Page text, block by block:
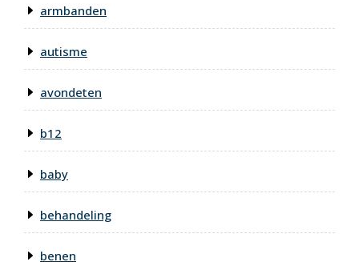
armbanden
autisme
avondeten
b12
baby
behandeling
benen